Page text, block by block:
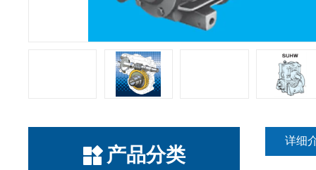
产品分类
详细